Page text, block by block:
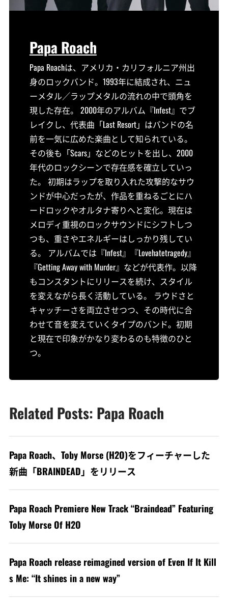
Papa Roach
Papa Roachは、アメリカ・カリフォルニア州出
身のロックバンド。1993年に結成され、ニュ
ーメタル／ラップメタルの流れの中で頭角を
現した存在。 2000年のアルバム『Infest』でブ
レイクし、代表曲「Last Resort」はバンドの名
前を一気に広めた楽曲として知られている。
その後も「Scars」などのヒットを出し、2000
年代のロックシーンで存在感を確立していっ
た。 初期はラップを取り入れた攻撃的なサウ
ンドが中心だったが、作品を重ねるごとにハ
ードロックやオルタナ寄りへと変化。現在は
メロディ重視のロックサウンドにシフトしつ
つも、重さやエネルギーはしっかり残してい
る。 アルバムでは『Infest』『Lovehatetragedy』
『Getting Away with Murder』などが代表作。以降
もコンスタントにリリースを続け、スタイル
を変えながら長く活動している。 ラウドさと
キャッチーさを両立させつつ、その時代に合
わせて音を変えていくタイプのバンド。初期
と現在で印象がかなり変わるのも特徴のひと
つ。
Related Posts: Papa Roach
Papa Roach、Toby Morse (H2O)をフィーチャーした
新曲「BRAINDEAD」をリリース
Papa Roach Premiere New Track “Braindead” Featuring
Toby Morse Of H2O
Papa Roach release reimagined version of Even If It Kill
s Me: “It shines in a new way”